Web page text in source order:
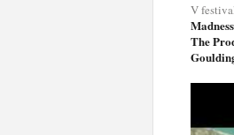
V
Madness
The